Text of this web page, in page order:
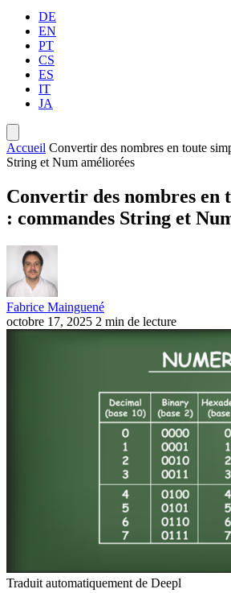
DE
EN
PT
CS
ES
IT
JA
Accueil Convertir des nombres en toute
String et Num améliorées
Convertir des nombres en
: commandes String et
Fabrice Mainguené
octobre 17, 2025 2 min de lecture
Traduit automatiquement de Deepl